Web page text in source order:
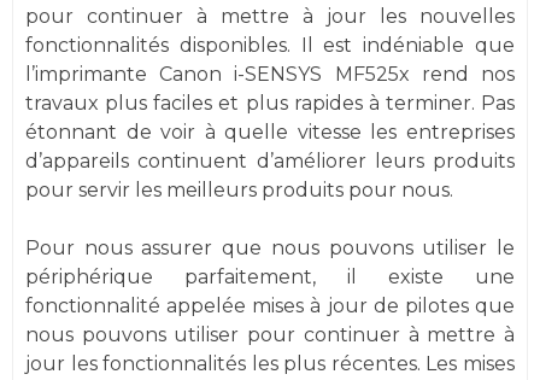
pour continuer à mettre à jour les nouvelles
fonctionnalités disponibles. Il est indéniable que
l’imprimante Canon i-SENSYS MF525x rend nos
travaux plus faciles et plus rapides à terminer. Pas
étonnant de voir à quelle vitesse les entreprises
d’appareils continuent d’améliorer leurs produits
pour servir les meilleurs produits pour nous.
Pour nous assurer que nous pouvons utiliser le
périphérique parfaitement, il existe une
fonctionnalité appelée mises à jour de pilotes que
nous pouvons utiliser pour continuer à mettre à
jour les fonctionnalités les plus récentes. Les mises